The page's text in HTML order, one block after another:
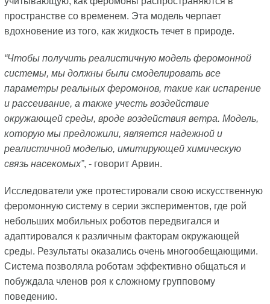
пространстве со временем. Эта модель черпает
вдохновение из того, как жидкость течет в природе.
“Чтобы получить реалистичную модель феромонной
системы, мы должны были смоделировать все
параметры реальных феромонов, такие как испарение
и рассеивание, а также учесть воздействие
окружающей среды, вроде воздействия ветра. Модель,
которую мы предложили, является надежной и
реалистичной моделью, имитирующей химическую
связь насекомых”, - говорит Арвин.
Исследователи уже протестировали свою искусственную
феромонную систему в серии экспериментов, где рой
небольших мобильных роботов передвигался и
адаптировался к различным факторам окружающей
среды. Результаты оказались очень многообещающими.
Система позволяла роботам эффективно общаться и
побуждала членов роя к сложному групповому
поведению.